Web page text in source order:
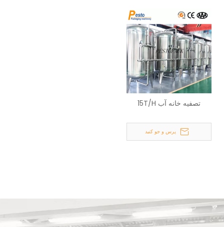
تصفیه خانه آب 15T/H
پرس و جو کنید